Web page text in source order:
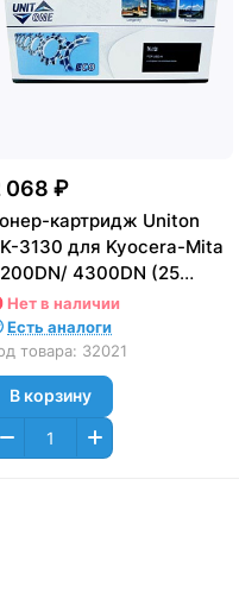
068 ₽
картридж Uniton
3130 для Kyocera-Mita
4300DN (25
Нет в наличии
Есть аналоги
товара: 32021
В корзину